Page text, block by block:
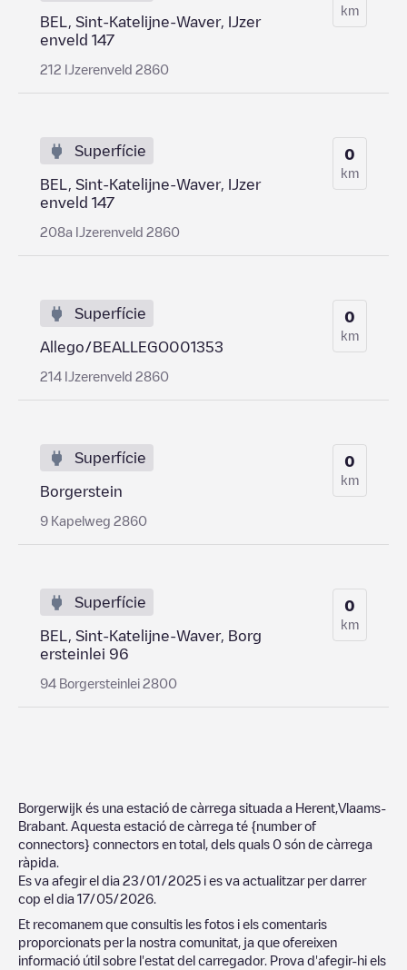
BEL, Sint-Katelijne-Waver, IJzer
enveld 147
212 IJzerenveld 2860
km
Superfície
BEL, Sint-Katelijne-Waver, IJzer
enveld 147
208a IJzerenveld 2860
0
km
Superfície
Allego/BEALLEGO001353
214 IJzerenveld 2860
0
km
Superfície
Borgerstein
9 Kapelweg 2860
0
km
Superfície
BEL, Sint-Katelijne-Waver, Borg
ersteinlei 96
94 Borgersteinlei 2800
0
km
Borgerwijk és una estació de càrrega situada a Herent Vlaams-
Brabant . Aquesta estació de càrrega té {number of
connectors} connectors en total, dels quals 0 són de càrrega
ràpida.
Es va afegir el dia 23/01/2025 i es va actualitzar per darrer
cop el dia 17/05/2026
Et recomanem que consultis les fotos i els comentaris
proporcionats per la nostra comunitat, ja que ofereixen
informació útil sobre l'estat del carregador. Prova d'afegir-hi els